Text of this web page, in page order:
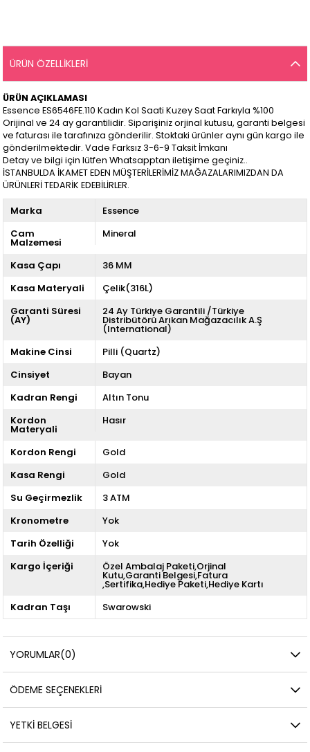
ÜRÜN ÖZELLIKLERI
ÜRÜN AÇIKLAMASI
Essence ES6546FE.110 Kadın Kol Saati Kuzey Saat Farkıyla %100
Orijinal ve 24 ay garantilidir. Siparişiniz orjinal kutusu, garanti belgesi
ve faturası ile tarafınıza gönderilir. Stoktaki ürünler aynı gün kargo ile
gönderilmektedir. Vade Farksız 3-6-9 Taksit İmkanı
Detay ve bilgi için lütfen Whatsapptan iletişime geçiniz..
İSTANBULDA İKAMET EDEN MÜŞTERİLERİMİZ MAĞAZALARIMIZDAN DA
ÜRÜNLERİ TEDARİK EDEBİLİRLER.
Marka
Essence
Cam
Malzemesi
Mineral
Kasa Çapı
36 MM
Kasa Materyali
Çelik(316L)
Garanti Süresi
(AY)
24 Ay Türkiye Garantili /Türkiye
Distribütörü Arıkan Mağazacılık A.Ş
(International)
Makine Cinsi
Pilli (Quartz)
Cinsiyet
Bayan
Kadran Rengi
Altın Tonu
Kordon
Materyali
Hasır
Kordon Rengi
Gold
Kasa Rengi
Gold
Su Geçirmezlik
3 ATM
Kronometre
Yok
Tarih Özelliği
Yok
Kargo İçeriği
Özel Ambalaj Paketi,Orjinal
Kutu,Garanti Belgesi,Fatura
,Sertifika,Hediye Paketi,Hediye Kartı
Kadran Taşı
Swarowski
YORUMLAR(0)
ÖDEME SEÇENEKLERI
YETKİ BELGESİ